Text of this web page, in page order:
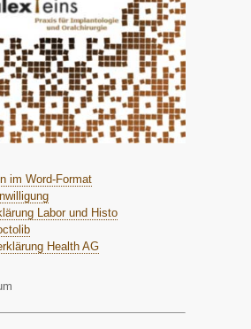
im Word-Format
Labor und Histo
Health AG